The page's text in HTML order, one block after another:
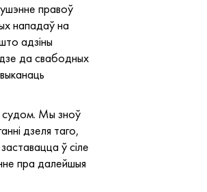
правоў
нападаў на
адзіны
да свабодных
судом. Мы зноў
дзеля таго,
ў сіле
пра далейшыя